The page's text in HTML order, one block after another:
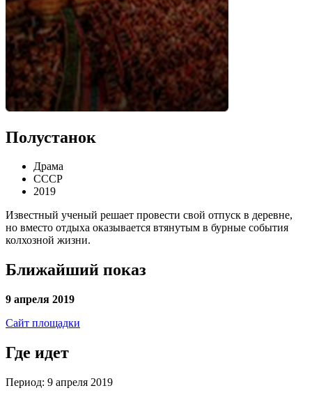
Полустанок
Драма
СССР
2019
Известный ученый решает провести свой отпуск в деревне,
но вместо отдыха оказывается втянутым в бурные события
колхозной жизни.
Ближайший показ
9 апреля 2019
Сайт площадки
Где идет
Период: 9 апреля 2019